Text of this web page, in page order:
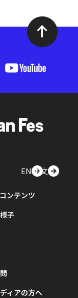
EN中文
ンテンツ
子
ィアの方へ